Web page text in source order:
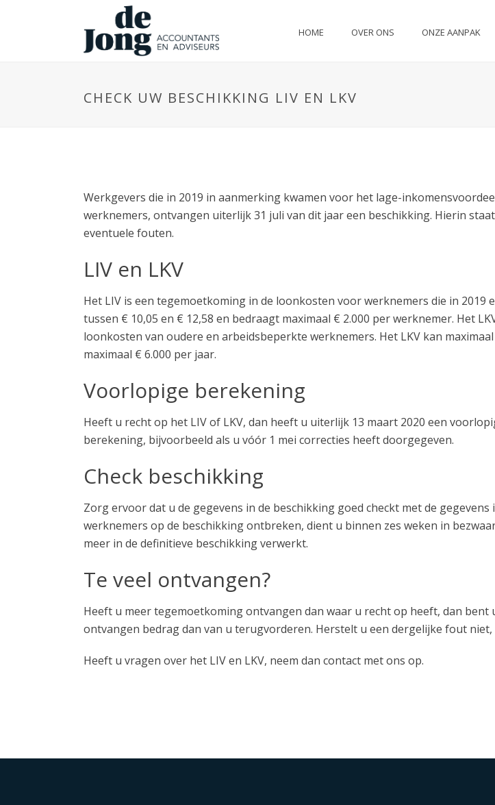
HOME OVER ONS ONZE AANPAK
CHECK UW BESCHIKKING LIV EN LKV
Werkgevers die in 2019 in aanmerking kwamen voor het lage-
werknemers, ontvangen uiterlijk 31 juli van dit jaar een beschikking. Hierin
eventuele fouten.
LIV en LKV
Het LIV is een tegemoetkoming in de loonkosten voor werknemers die in 2019
tussen € 10,05 en € 12,58 en bedraagt maximaal € 2.000 per werknemer. Het
loonkosten van oudere en arbeidsbeperkte werknemers. Het LKV kan
maximaal € 6.000 per jaar.
Voorlopige berekening
Heeft u recht op het LIV of LKV, dan heeft u uiterlijk 13 maart 2020 een
berekening, bijvoorbeeld als u vóór 1 mei correcties heeft doorgegeven.
Check beschikking
Zorg ervoor dat u de gegevens in de beschikking goed checkt met de
werknemers op de beschikking ontbreken, dient u binnen zes weken in
meer in de definitieve beschikking verwerkt.
Te veel ontvangen?
Heeft u meer tegemoetkoming ontvangen dan waar u recht op heeft, dan
ontvangen bedrag dan van u terugvorderen. Herstelt u een dergelijke fout
Heeft u vragen over het LIV en LKV, neem dan contact met ons op.